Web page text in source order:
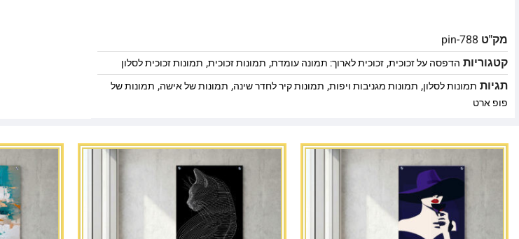
מק"ט pin-788
קטגוריות הדפסה על זכוכית,זכוכית לארוך: תמונה עומדת, תמונות זכוכית, תמונות זכוכית לסלון
תגיות תמונות לסלון, תמונות מגניבות ויפות, תמונות קיר לחדר שינה, תמונות של אישה, תמונות של
פופ ארט